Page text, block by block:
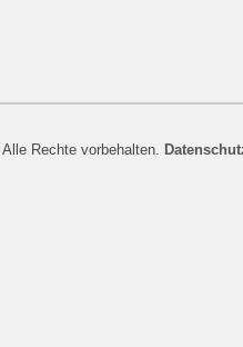
Alle Rechte vorbehalten.